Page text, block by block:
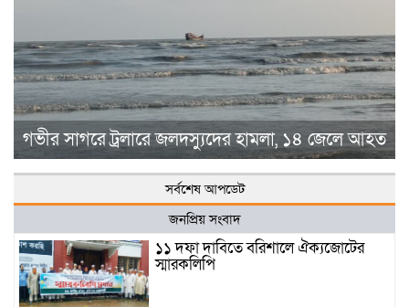
গভীর সাগরে ট্রলারে জলদস্যুদের হামলা, ১৪ জেলে আহত
সর্বশেষ আপডেট
জনপ্রিয় সংবাদ
১১ দফা দাবিতে বরিশালে ঐক্যজোটের
স্মারকলিপি